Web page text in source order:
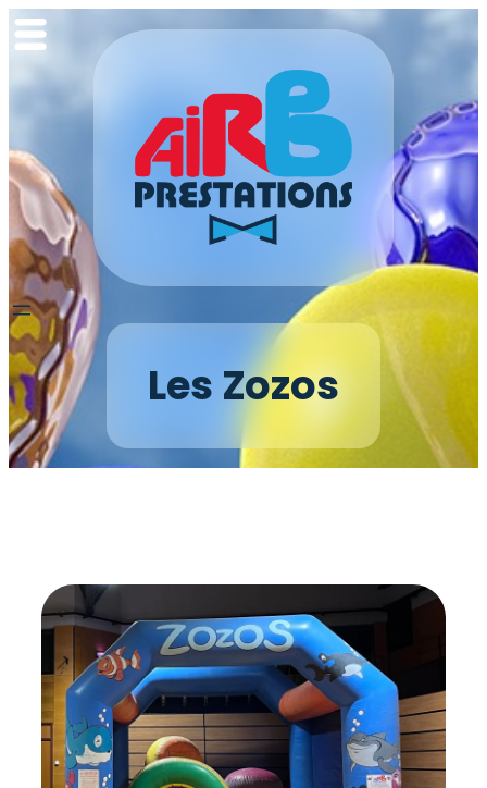
Aller
au
contenu
Les Zozos